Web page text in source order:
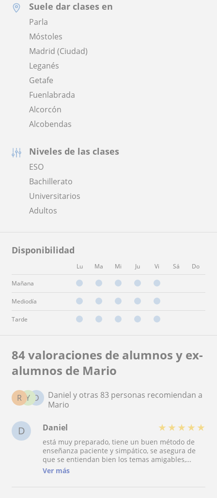
Suele dar clases en
Parla
Móstoles
Madrid (Ciudad)
Leganés
Getafe
Fuenlabrada
Alcorcón
Alcobendas
Niveles de las clases
ESO
Bachillerato
Universitarios
Adultos
Disponibilidad
Lu Ma Mi Ju Vi Sá Do
Mañana
Mediodía
Tarde
84 valoraciones de alumnos y ex-
alumnos de Mario
D
Y
R
Daniel y otras 83 personas recomiendan a
Mario
D Daniel ★ ★ ★ ★ ★
está muy preparado, tiene un buen método de
enseñanza paciente y simpático, se asegura de
que se entiendan bien los temas amigables,
amable y de gran ayuda, encuentro que hace su
mejoras
Ver más